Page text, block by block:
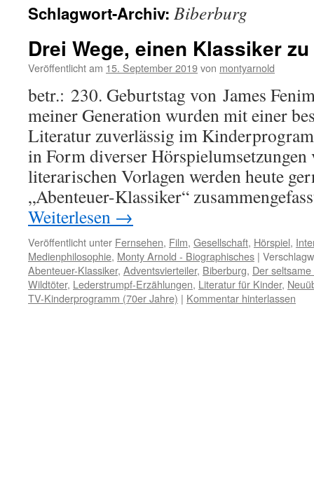
Schlagwort-Archiv: Biberburg
Drei Wege, einen Klassiker
Veröffentlicht am 15. September 2019von montyarnold
betr.: 230. Geburtstag von James
meiner Generation wurden mit einer
Literatur zuverlässig im
in Form diverser Hörspielumsetzungen
literarischen Vorlagen werden heute
„Abenteuer-Klassiker“
Weiterlesen →
Veröffentlicht unter Fernsehen, Film, Gesellschaft, Hörspiel,
Medienphilosophie, Monty Arnold - Biographisches |
Abenteuer-Klassiker, Adventsvierteiler, Biberburg, Der
Wildtöter, Lederstrumpf-Erzählungen, Literatur für Kinder,
TV-Kinderprogramm (70er Jahre) | Kommentar hinterlassen